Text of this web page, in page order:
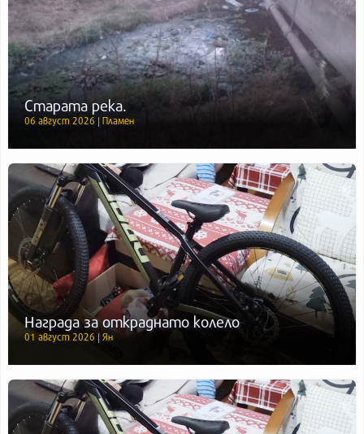
Старата река.
06 август 2026 | Пламен
Награда за откраднато колело
01 август 2026 | Ян